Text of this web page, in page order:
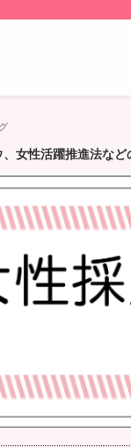
女性活躍推進法な